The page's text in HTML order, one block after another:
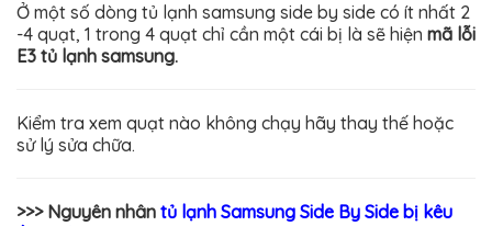
Ở một số dòng tủ lạnh samsung side by side có ít nhất 2
-4 quạt, 1 trong 4 quạt chỉ cần một cái bị là sẽ hiện mã lỗi
E3 tủ lạnh samsung.
Kiểm tra xem quạt nào không chạy hãy thay thế hoặc
sử lý sửa chữa.
>>> Nguyên nhân tủ lạnh Samsung Side By Side bị kêu